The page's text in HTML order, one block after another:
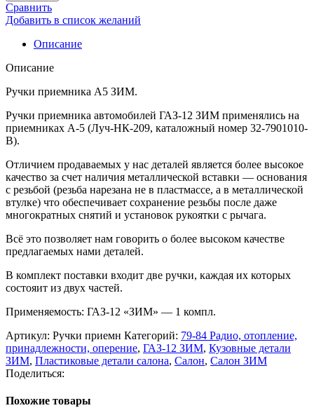
Сравнить
Добавить в список желаний
Описание
Описание
Ручки приемника А5 ЗИМ.
Ручки приемника автомобилей ГАЗ-12 ЗИМ применялись на
приемниках А-5 (Луч-НК-209, каталожный номер 32-7901010-
В).
Отличием продаваемых у нас деталей является более высокое
качество за счет наличия металлической вставки — основания
с резьбой (резьба нарезана не в пластмассе, а в металлической
втулке) что обеспечивает сохранение резьбы после даже
многократных снятий и установок рукоятки с рычага.
Всё это позволяет нам говорить о более высоком качестве
предлагаемых нами деталей.
В комплект поставки входит две ручки, каждая их которых
состояит из двух частей.
Применяемость: ГАЗ-12 «ЗИМ» — 1 компл.
Артикул: Ручки приемн Категорий: 79-84 Радио, отопление,
принадлежности, оперение, ГАЗ-12 ЗИМ, Кузовные детали
ЗИМ, Пластиковые детали салона, Салон, Салон ЗИМ
Поделиться:
Похожие товары